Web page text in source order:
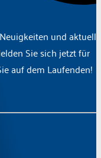
und aktuelle
Sie sich jetzt für
auf dem Laufenden!